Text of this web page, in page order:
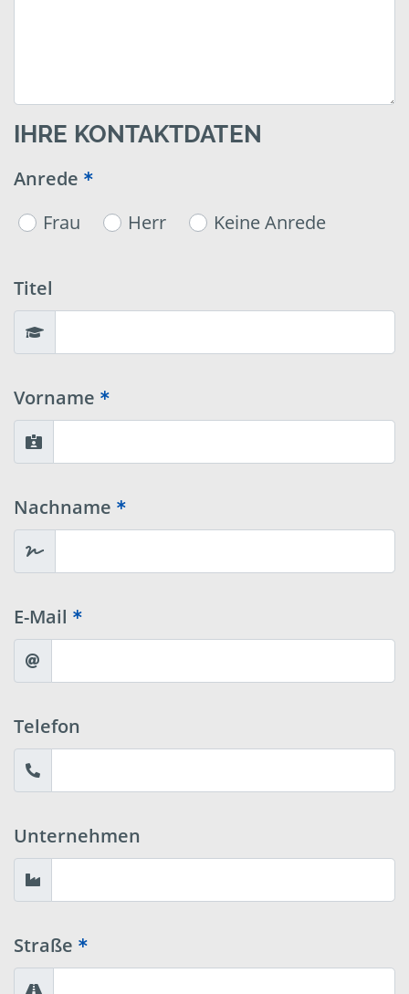
IHRE KONTAKTDATEN
Anrede
Frau
Herr Keine Anrede
Titel
Vorname
Nachname
E-Mail
Telefon
Unternehmen
Straße